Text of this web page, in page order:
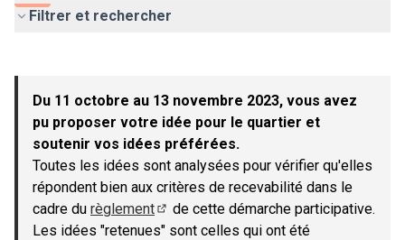
Filtrer et rechercher
−
Du 11 octobre au 13 novembre 2023, vous avez
pu proposer votre idée pour le quartier et
soutenir vos idées préférées.
Toutes les idées sont analysées pour vérifier qu'elles
répondent bien aux critères de recevabilité dans le
cadre du règlement
(Lien externe)
de cette démarche participative.
Les idées "retenues" sont celles qui ont été